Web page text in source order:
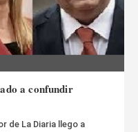
a confundir
de La Diaria llego a